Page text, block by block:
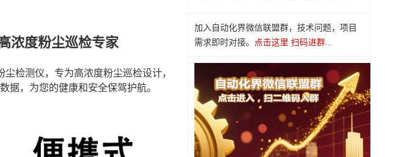
浓度粉尘巡检专家
检测仪，专为高浓度粉尘巡检设计，
据，为您的健康和安全保驾护航。
加入自动化界微信联盟群，技术问题，项目
需求即时对接。
点击这里 扫码进群...